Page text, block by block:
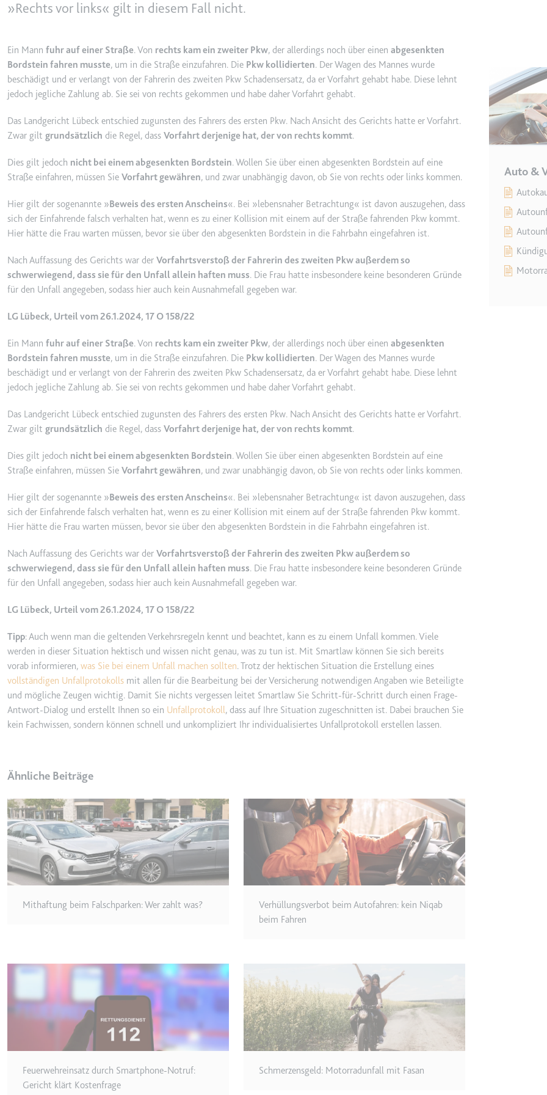
Zweck:
Wird verwendet, um Daten zu Google Analytics über das Gerät und das
senden. Erfasst den Besucher über Geräte und Marketingkanäle hinweg.
Ablauf:
2 Jahre
Typ:
HTTP-Cookie
_gcl_au
Anbieter:
smartlaw.de
Wird verwendet, um die Effizienz der Werbeaktivitäten der Website zu messen,
Conversion-Rate der Anzeigen der Website über mehrere Websites hinweg
_gcl_ls
Zweck:
der Optimierung der Relevanz der Werbung auf der Website.
Ablauf:
Beständig
Typ:
HTML Local Storage
__Secure-ROLLOUT_TOKEN
Anbieter:
youtube.com
Zweck:
Wird verwendet, um die Interaktion der Nutzer mit eingebetteten Inhalten zu
Ablauf:
180 Tage
Typ:
HTTP-Cookie
Anbieter:
youtube.com
Zweck:
Speichert die Benutzereinstellungen beim Abruf eines auf anderen Webseiten
Videos
Ablauf:
__Secure-YNID
Anbieter:
youtube.com
Zweck:
Wird verwendet, um die Interaktion der Nutzer mit eingebetteten Inhalten zu
Ablauf:
180 Tage
Anbieter:
youtube.com
Zweck:
Wird verwendet, um die Interaktion der Nutzer mit eingebetteten Inhalten zu
Ablauf:
Sitzung
HTTP-Cookie
LogsDatabaseV2:V#||LogsRequestsStore
youtube.com
IndexedDB
ServiceWorkerLogsDatabase#SWHealthLog
Anbieter:
youtube.com
Zweck:
Notwendig für die Implementierung und Funktionalität von YouTube-Videoinhalten
Ablauf:
Beständig
behalten.
»Rechts vor links« gilt in diesem Fall nicht.
Ein Mann fuhr auf einer Straße. Von rechts kam ein zweiter Pkw, der allerdings noch über einen abgesenkten
Bordstein fahren musste, um in die Straße einzufahren. Die Pkw kollidierten. Der Wagen des Mannes wurde
beschädigt und er verlangt von der Fahrerin des zweiten Pkw Schadensersatz, da er Vorfahrt gehabt habe. Diese lehnt
jedoch jegliche Zahlung ab. Sie sei von rechts gekommen und habe daher Vorfahrt gehabt.
Das Landgericht Lübeck entschied zugunsten des Fahrers des ersten Pkw. Nach Ansicht des Gerichts hatte er Vorfahrt.
Zwar gilt grundsätzlich die Regel, dass Vorfahrt derjenige hat, der von rechts kommt.
Dies gilt jedoch nicht bei einem abgesenkten Bordstein. Wollen Sie über einen abgesenkten Bordstein auf eine
Straße einfahren, müssen Sie Vorfahrt gewähren, und zwar unabhängig davon, ob Sie von rechts oder links kommen.
Hier gilt der sogenannte »Beweis des ersten Anscheins«. Bei »lebensnaher Betrachtung« ist davon auszugehen, dass
sich der Einfahrende falsch verhalten hat, wenn es zu einer Kollision mit einem auf der Straße fahrenden Pkw kommt.
Hier hätte die Frau warten müssen, bevor sie über den abgesenkten Bordstein in die Fahrbahn eingefahren ist.
Nach Auffassung des Gerichts war der Vorfahrtsverstoß der Fahrerin des zweiten Pkw außerdem so
schwerwiegend, dass sie für den Unfall allein haften muss. Die Frau hatte insbesondere keine besonderen Gründe
für den Unfall angegeben, sodass hier auch kein Ausnahmefall gegeben war.
LG Lübeck, Urteil vom 26.1.2024, 17 O 158/22
Ein Mann fuhr auf einer Straße. Von rechts kam ein zweiter Pkw, der allerdings noch über einen abgesenkten
Bordstein fahren musste, um in die Straße einzufahren. Die Pkw kollidierten. Der Wagen des Mannes wurde
beschädigt und er verlangt von der Fahrerin des zweiten Pkw Schadensersatz, da er Vorfahrt gehabt habe. Diese lehnt
jedoch jegliche Zahlung ab. Sie sei von rechts gekommen und habe daher Vorfahrt gehabt.
Das Landgericht Lübeck entschied zugunsten des Fahrers des ersten Pkw. Nach Ansicht des Gerichts hatte er Vorfahrt.
Zwar gilt grundsätzlich die Regel, dass Vorfahrt derjenige hat, der von rechts kommt.
Dies gilt jedoch nicht bei einem abgesenkten Bordstein. Wollen Sie über einen abgesenkten Bordstein auf eine
Straße einfahren, müssen Sie Vorfahrt gewähren, und zwar unabhängig davon, ob Sie von rechts oder links kommen.
Hier gilt der sogenannte »Beweis des ersten Anscheins«. Bei »lebensnaher Betrachtung« ist davon auszugehen, dass
sich der Einfahrende falsch verhalten hat, wenn es zu einer Kollision mit einem auf der Straße fahrenden Pkw kommt.
Hier hätte die Frau warten müssen, bevor sie über den abgesenkten Bordstein in die Fahrbahn eingefahren ist.
Nach Auffassung des Gerichts war der Vorfahrtsverstoß der Fahrerin des zweiten Pkw außerdem so
schwerwiegend, dass sie für den Unfall allein haften muss. Die Frau hatte insbesondere keine besonderen Gründe
für den Unfall angegeben, sodass hier auch kein Ausnahmefall gegeben war.
LG Lübeck, Urteil vom 26.1.2024, 17 O 158/22
Tipp: Auch wenn man die geltenden Verkehrsregeln kennt und beachtet, kann es zu einem Unfall kommen. Viele
werden in dieser Situation hektisch und wissen nicht genau, was zu tun ist. Mit Smartlaw können Sie sich bereits
vorab informieren, was Sie bei einem Unfall machen sollten. Trotz der hektischen Situation die Erstellung eines
vollständigen Unfallprotokolls mit allen für die Bearbeitung bei der Versicherung notwendigen Angaben wie Beteiligte
und mögliche Zeugen wichtig. Damit Sie nichts vergessen leitet Smartlaw Sie Schritt-für-Schritt durch einen Frage-
Antwort-Dialog und erstellt Ihnen so ein Unfallprotokoll, dass auf Ihre Situation zugeschnitten ist. Dabei brauchen Sie
kein Fachwissen, sondern können schnell und unkompliziert Ihr individualisiertes Unfallprotokoll erstellen lassen.
Ähnliche Beiträge
Mithaftung beim Falschparken: Wer zahlt was?
Verhüllungsverbot beim Autofahren: kein Niqab
beim Fahren
Feuerwehreinsatz durch Smartphone-Notruf:
Gericht klärt Kostenfrage
Schmerzensgeld: Motorradunfall mit Fasan
Auto &